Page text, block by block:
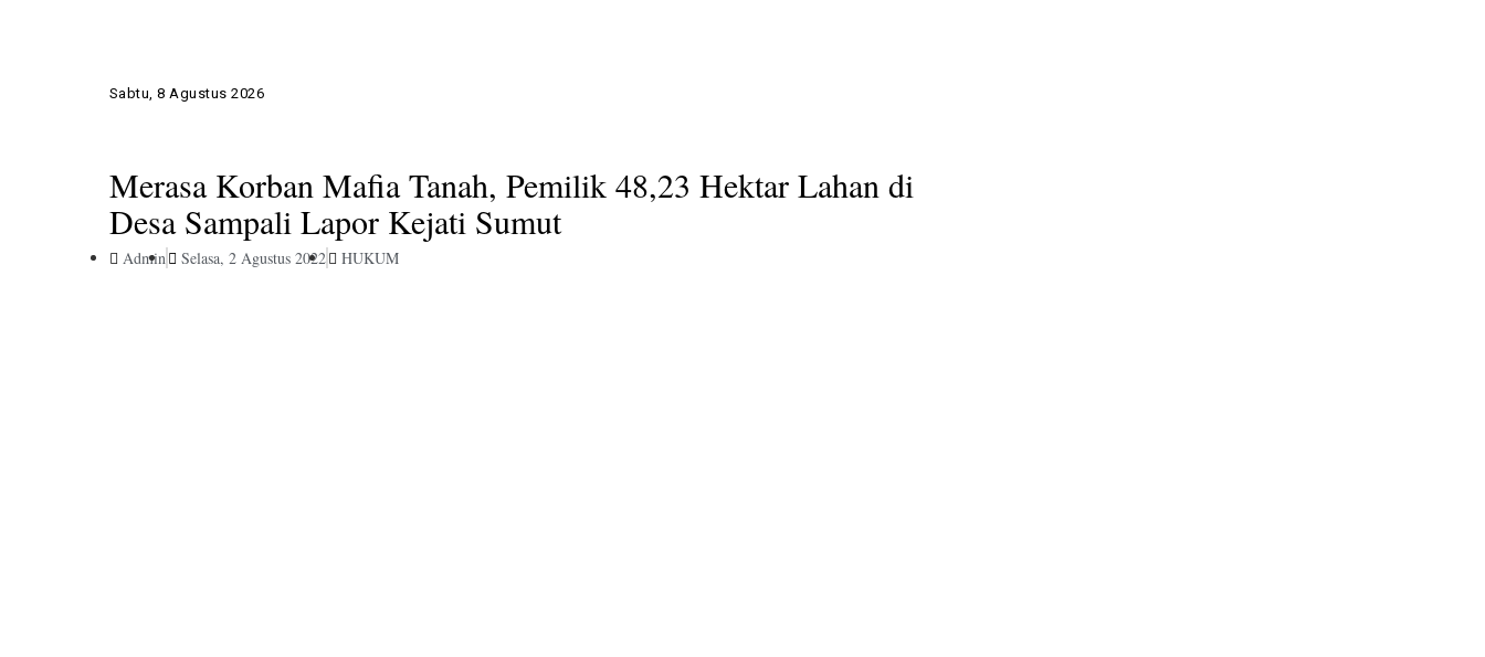
Sabtu, 8 Agustus 2026
Merasa Korban Mafia Tanah, Pemilik 48,23 Hektar Lahan di
Desa Sampali Lapor Kejati Sumut
Admin Selasa, 2 Agustus 2022 HUKUM